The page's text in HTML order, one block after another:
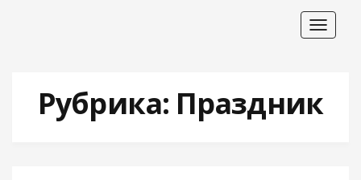
Toggle
Рубрика: Праздник